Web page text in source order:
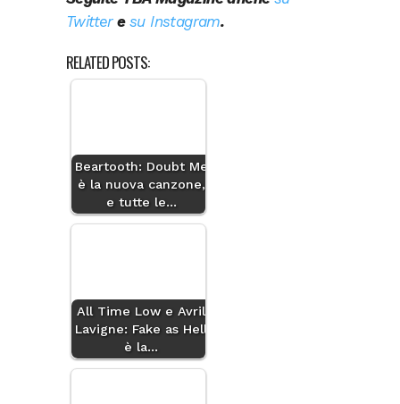
Twitteresu Instagram.
RELATED POSTS:
Beartooth: Doubt Me
è la nuova canzone,
e tutte le…
All Time Low e Avril
Lavigne: Fake as Hell
è la…